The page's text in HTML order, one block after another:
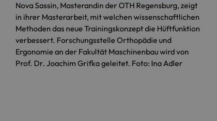
Nova Sassin, Masterandin der OTH Regensburg, zeigt
in ihrer Masterarbeit, mit welchen wissenschaftlichen
Methoden das neue Trainingskonzept die Hüftfunktion
verbessert. Forschungsstelle Orthopädie und
Ergonomie an der Fakultät Maschinenbau wird von
Prof. Dr. Joachim Grifka geleitet. Foto: Ina Adler